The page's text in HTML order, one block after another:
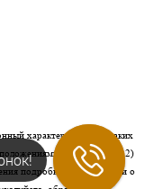
характер и ни при каких
статьи 437 (п. 2)
подробной информации о